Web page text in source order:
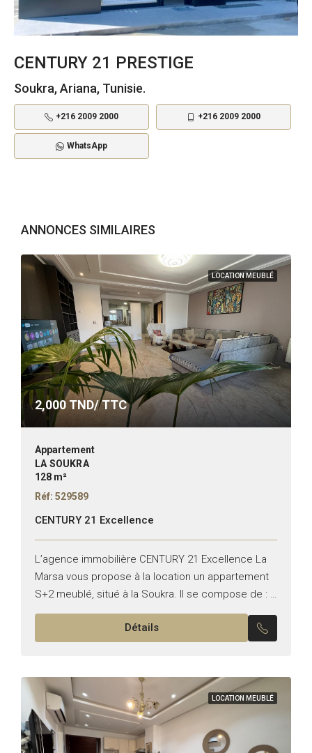
CENTURY 21 PRESTIGE
Soukra, Ariana, Tunisie.
+216 2009 2000 +216 2009 2000
WhatsApp
ANNONCES SIMILAIRES
LOCATION MEUBLÉ
2,000 TND/ TTC
Appartement
LA SOUKRA
128 m²
Réf: 529589
CENTURY 21 Excellence
L’agence immobilière CENTURY 21 Excellence La
Marsa vous propose à la location un appartement
S+2 meublé, situé à la Soukra. Il se compose de : –
Un salon avec terrasse – Une...
Détails
LOCATION MEUBLÉ